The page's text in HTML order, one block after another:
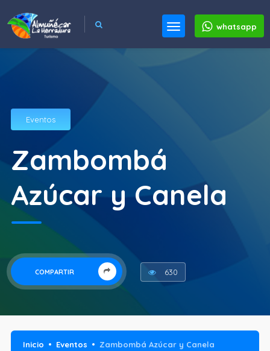
whatsapp
Eventos
Zambombá
Azúcar y Canela
COMPARTIR 630
Inicio Eventos Zambombá Azúcar y Canela